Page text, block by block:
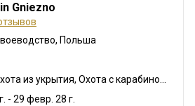
Gniezno
Польша
Охота с вышки, Охота из укрытия, Охота с карабином, Охота с подхода
- 29 февр. 28 г.